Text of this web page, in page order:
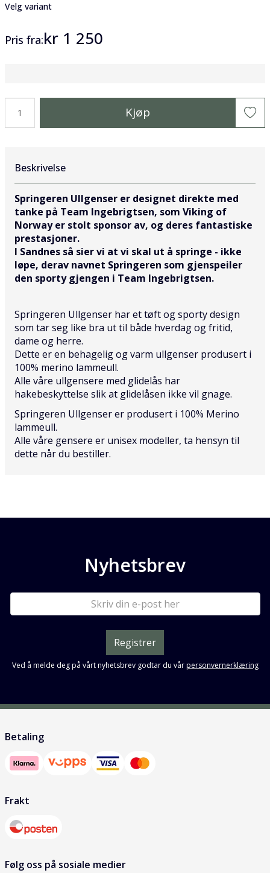
Velg variant
Pris fra kr 1 250
Kjøp
Beskrivelse
Springeren Ullgenser er designet direkte med
tanke på Team Ingebrigtsen, som Viking of
Norway er stolt sponsor av, og deres fantastiske
prestasjoner.
I Sandnes så sier vi at vi skal ut å springe - ikke
løpe, derav navnet Springeren som gjenspeiler
den sporty gjengen i Team Ingebrigtsen.
Springeren Ullgenser har et tøft og sporty design
som tar seg like bra ut til både hverdag og fritid,
dame og herre.
Dette er en behagelig og varm ullgenser produsert i
100% merino lammeull.
Alle våre ullgensere med glidelås har
hakebeskyttelse slik at glidelåsen ikke vil gnage.
Springeren Ullgenser er produsert i 100% Merino
lammeull.
Alle våre gensere er unisex modeller, ta hensyn til
dette når du bestiller.
Nyhetsbrev
Registrer
Ved å melde deg på vårt nyhetsbrev godtar du vår personvernerklæring
Betaling
Frakt
Følg oss på sosiale medier